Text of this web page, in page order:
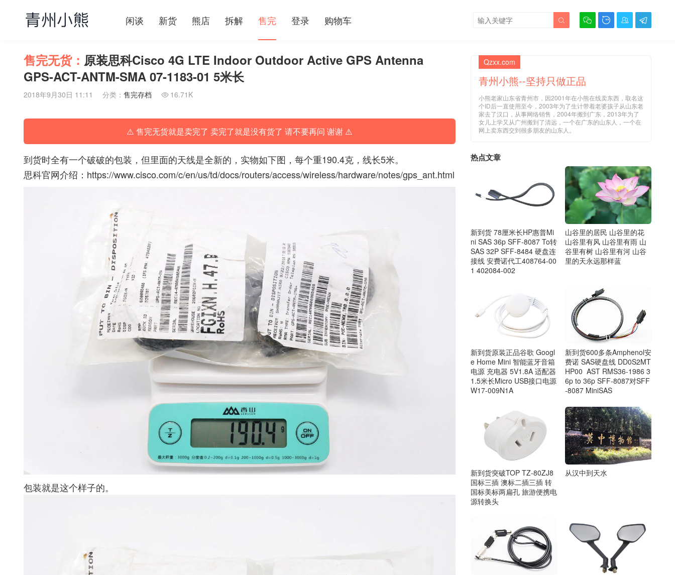
闲谈 新货 熊店 拆解 售完 登录 购物车    

售完无货： 原装思科Cisco 4G LTE Indoor Outdoor Active GPS Antenna
GPS-ACT-ANTM-SMA 07-1183-01 5米长
2018年9月30日 11:11 分类： 售完存档  16.71K
⚠️ 售完无货就是卖完了 卖完了就是没有货了 请不要再问 谢谢 ⚠️
到货时全有一个破破的包装，但里面的天线是全新的，实物如下图，每个重190.4克，线长5米。
思科官网介绍： https://www.cisco.com/c/en/us/td/docs/routers/access/wireless/hardware/notes/gps_ant.html
包装就是这个样子的。
Qzxx.com
青州小熊--坚持只做正品
小熊老家山东省青州市，因2001年在小熊在线卖东西，取名这
个ID后一直使用至今，2003年为了生计带着老婆孩子从山东老
家去了汉口，从事网络销售，2004年搬到广东，2013年为了
女儿上学又从广州搬到了清远，一个在广东的山东人，一个在
网上卖东西交到很多朋友的山东人。
热点文章
新到货 78厘米长HP惠普Mi
ni SAS 36p SFF-8087 To转
SAS 32P SFF-8484 硬盘连
接线 安费诺代工408764-00
1 402084-002
山谷里的居民 山谷里的花
山谷里有风 山谷里有雨 山
谷里有树 山谷里有河 山谷
里的天永远那样蓝
新到货原装正品谷歌 Googl
e Home Mini 智能蓝牙音箱
电源 充电器 5V1.8A 适配器
1.5米长Micro USB接口电源
W17-009N1A
新到货600多条Amphenol安
费诺 SAS硬盘线 DD0S2MT
HP00 AST RMS36-1986 3
6p to 36p SFF-8087对SFF
-8087 MiniSAS
新到货突破TOP TZ-80ZJ8
国标三插 澳标二插三插 转
国标美标两扁孔 旅游便携电
源转换头
从汉中到天水